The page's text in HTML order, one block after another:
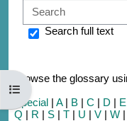
Open course index
Search full text
Browse the glossary
Special | A| B | C | D | E
Q | R | S | T | U | V | W |